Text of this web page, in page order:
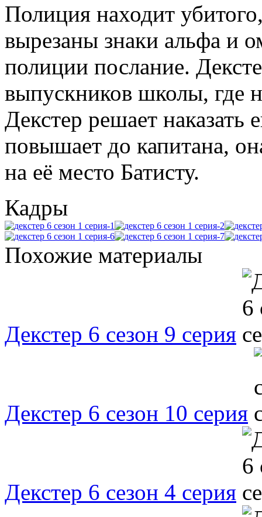
Полиция находит
вырезаны знаки альфа и
полиции послание.
выпускников школы, где
Декстер решает наказать
повышает до капитана,
на её место Батисту.
Кадры
Похожие материалы
Декстер 6 сезон 9 серия
Декстер 6 сезон 10 серия
Декстер 6 сезон 4 серия